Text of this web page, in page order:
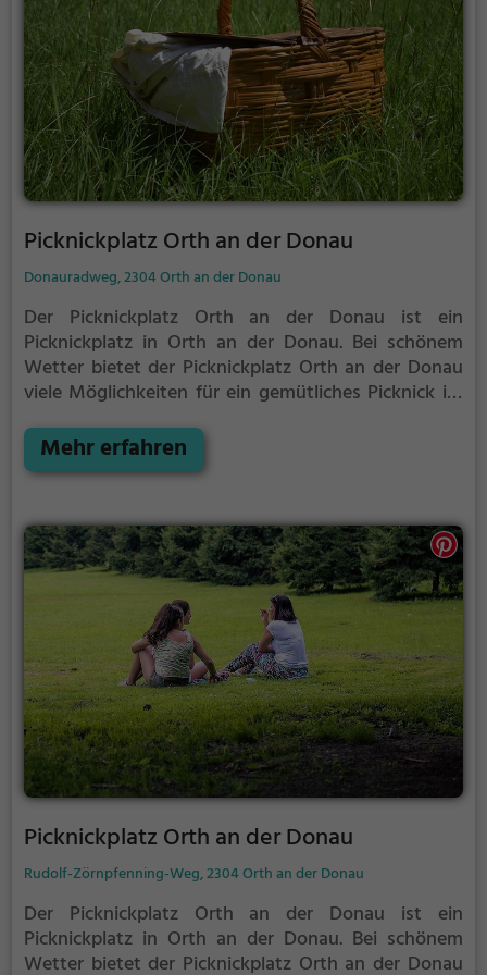
Picknickplatz Orth an der Donau
Donauradweg, 2304 Orth an der Donau
Der Picknickplatz Orth an der Donau ist ein
Picknickplatz in Orth an der Donau. Bei schönem
Wetter bietet der Picknickplatz Orth an der Donau
viele Möglichkeiten für ein gemütliches Picknick im
als kurze Pause zwischendurch, der Picknickplatz
Orth an der Donau ist der perfekte Ort, um die
unter freiem Himmel zu genießen.
Mehr erfahren
Picknickplatz Orth an der Donau
Rudolf-Zörnpfenning-Weg, 2304 Orth an der Donau
Der Picknickplatz Orth an der Donau ist ein
Picknickplatz in Orth an der Donau. Bei schönem
Wetter bietet der Picknickplatz Orth an der Donau